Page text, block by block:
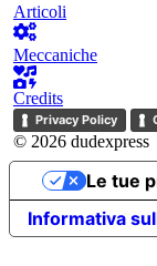
Articoli
Meccaniche
Credits
Privacy Policy
© 2026 dudexpress
Informativa
Le tue